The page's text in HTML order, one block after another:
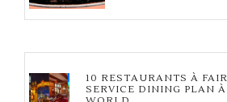
10 RESTAURANTS À
SERVICE DINING PLAN